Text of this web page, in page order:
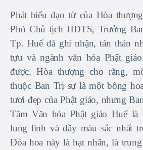
Phát biểu đạo từ của Hòa
Phó Chủ tịch HĐTS, Trưởng
Tp. Huế đã ghi nhận, tán thán
tựu và ngành văn hóa Phật
được. Hòa thượng cho rằng,
thuộc Ban Trị sự là một bông
tươi đẹp của Phật giáo, nhưng
Tâm Văn hóa Phật giáo Huế là
lung linh và đầy màu sắc nhất
Đóa hoa này là hạt nhân, là